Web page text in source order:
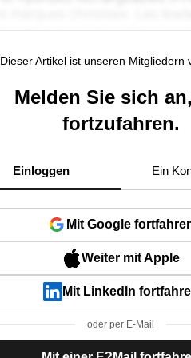
Dieser Artikel ist unseren Mitgliedern
Melden Sie sich
fortzufahren.
Einloggen Ein
Mit Google
Weiter mit Apple
Mit LinkedIn
oder per E-Mail